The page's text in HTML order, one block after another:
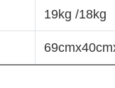
19kg /18kg